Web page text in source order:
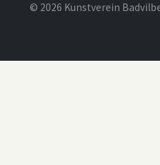
© 2026 Kunstverein